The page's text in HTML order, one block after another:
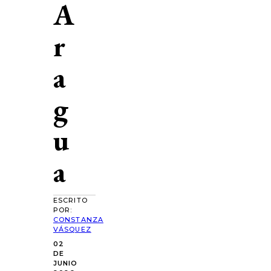
A
r
a
g
u
a
ESCRITO
POR:
CONSTANZA
VÁSQUEZ
02
DE
JUNIO